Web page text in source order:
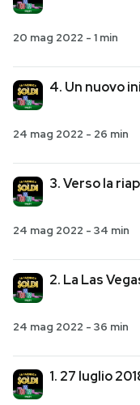
NEWSLETTER
I MIEI PREFERITI
SHOP
CALENDARIO
Entra
20 mag 2022 - 1 min
4. Un nuovo
24 mag 2022 - 26 min
3. Verso la
24 mag 2022 - 34 min
2. La Las
24 mag 2022 - 36 min
1. 27 luglio